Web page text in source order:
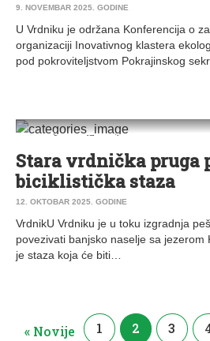
9. NOVEMBAR 2025. GODINE
U Vrdniku je održana Konferencija o
organizaciji Inovativnog klastera
pod pokroviteljstvom Pokrajinskog
DRUŠTVO VESTI IRIG
Stara vrdnička pruga
biciklistička staza
12. OKTOBAR 2025. GODINE
VrdnikU Vrdniku je u toku izgradnja
povezivati banjsko naselje sa jezerom
je staza koja će biti…
« Novije 1 2 3